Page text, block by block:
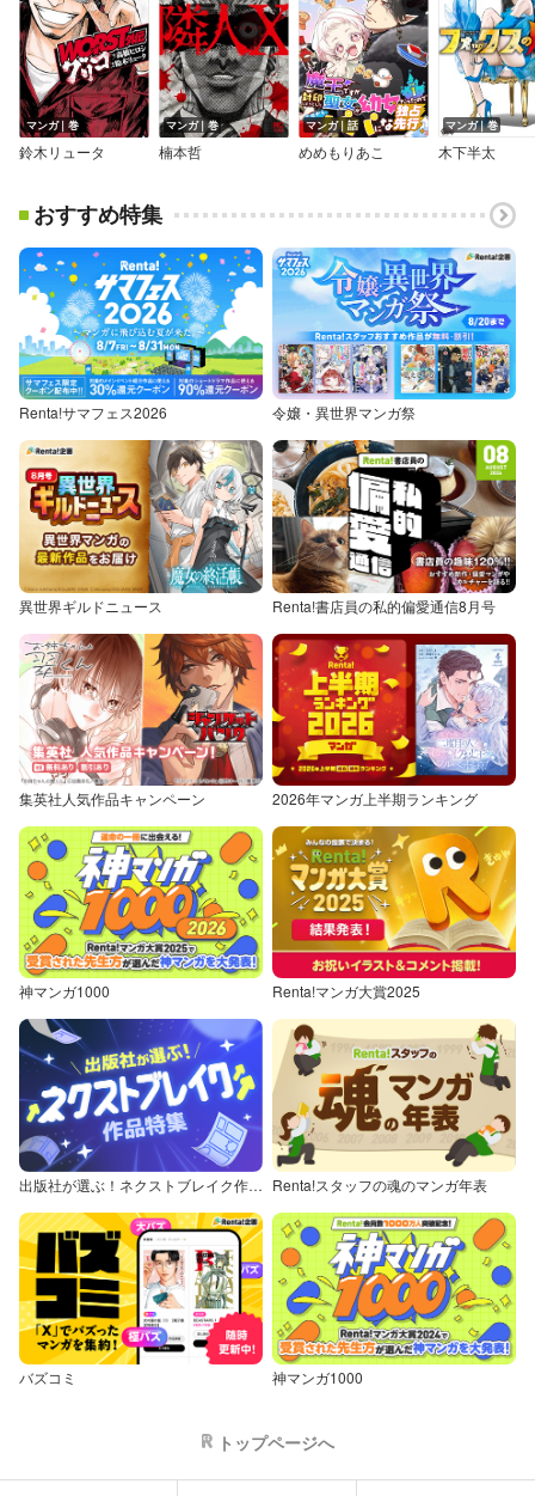
マンガ｜巻
鈴木リュータ
マンガ｜巻
楠本哲
マンガ｜話
めめもりあこ
マンガ｜巻
木下半太
おすすめ特集
Renta!サマフェス2026 令嬢・異世界マンガ祭
異世界ギルドニュース Renta!書店員の私的偏愛通信8月号
集英社人気作品キャンペーン 2026年マンガ上半期ランキング
神マンガ1000 Renta!マンガ大賞2025
出版社が選ぶ！ネクストブレイク作品特集 Renta!スタッフの魂のマンガ年表
バズコミ 神マンガ1000
トップページへ